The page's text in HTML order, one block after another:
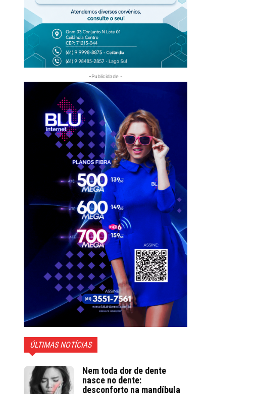
-Publicidade -
ÚLTIMAS NOTÍCIAS
Nem toda dor de dente
nasce no dente:
desconforto na mandíbula